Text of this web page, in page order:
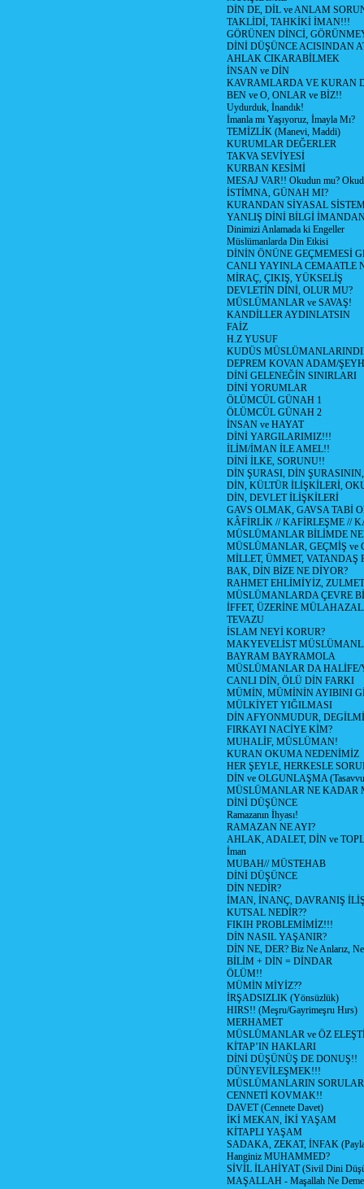
DİN DE, DİL ve ANLAM
TAKLİDİ, TAHKİKİ İMAN!!!
GÖRÜNEN DİNCİ,
DİNİ DÜŞÜNCE ACISINDAN
AHLAK CIKARABİLMEK
İNSAN ve DİN
KAVRAMLARDA VE KURAN
BEN ve O, ONLAR ve BİZ!!
Uydurduk, İnandık!
İmanla mı Yaşıyoruz, İmayla Mı?
TEMİZLİK (Manevi, Maddi)
KURUMLAR DEĞERLER
TAKVA SEVİYESİ
KURBAN KESİMİ
MESAJ VAR!! Okudun mu?
İSTİMNA, GÜNAH MI?
KURANDAN SİYASAL
YANLIŞ DİNİ BİLGİ
Dinimizi Anlamada ki Engeller
Müslümanlarda Din Etkisi
DİNİN ÖNÜNE GEÇMEMESİ
CANLI YAYINLA CEMAATLE
MİRAÇ, ÇIKIŞ, YÜKSELİŞ
DEVLETİN DİNİ, OLUR MU?
MÜSLÜMANLAR ve SAVAŞ!
KANDİLLER AYDINLATSIN
FAİZ
H.Z YUSUF
KUDÜS
DEPREM KOVAN ADAM/ŞEYH
DİNİ GELENEĞİN SINIRLARI
DİNİ YORUMLAR
ÖLÜMCÜL GÜNAH 1
ÖLÜMCÜL GÜNAH 2
İNSAN ve HAYAT
DİNİ YARGILARIMIZ!!!
İLİM/İMAN İLE AMEL!!
DİNİ İLKE, SORUNU!!
DİN ŞURASI, DİN
DİN, KÜLTÜR İLİŞKİLERİ,
DİN, DEVLET İLİŞKİLERİ
GAVS OLMAK, GAVSA TABİ
KÂFİRLİK // KAFİRLEŞME //
MÜSLÜMANLAR BİLİMDE
MÜSLÜMANLAR, GEÇMİŞ ve
MİLLET, ÜMMET, VATANDAŞ
BAK, DİN BİZE NE DİYOR?
RAHMET EHLİMİYİZ,
MÜSLÜMANLARDA ÇEVRE
İFFET, ÜZERİNE
TEVAZU
İSLAM NEYİ KORUR?
MAKYEVELİST
BAYRAM BAYRAMOLA
MÜSLÜMANLAR DA HALİFE/
CANLI DİN, ÖLÜ DİN FARKI
MÜMİN, MÜMİNİN AYIBINI
MÜLKİYET YIĞILMASI
DİN AFYONMUDUR,
FIRKAYI NACİYE KİM?
MUHALİF, MÜSLÜMAN!
KURAN OKUMA NEDENİMİZ
HER ŞEYLE, HERKESLE
DİN ve OLGUNLAŞMA
MÜSLÜMANLAR NE KADAR
DİNİ DÜŞÜNCE
Ramazanın İhyası!
RAMAZAN NE AYI?
AHLAK, ADALET, DİN ve
İman
MUBAH// MÜSTEHAB
DİNİ DÜŞÜNCE
DİN NEDİR?
İMAN, İNANÇ, DAVRANIŞ
KUTSAL NEDİR??
FIKIH PROBLEMİMİZ!!!
DİN NASIL YAŞANIR?
DİN NE, DER? Biz Ne Anlarız, Ne
BİLİM + DİN = DİNDAR
ÖLÜM!!
MÜMİN MİYİZ??
İRŞADSIZLIK (Yönsüzlük)
HIRS!! (Meşru/Gayrimeşru Hırs)
MERHAMET
MÜSLÜMANLAR ve ÖZ
KİTAP’IN HAKLARI
DİNİ DÜŞÜNÜŞ DE DONUŞ!!
DÜNYEVİLEŞMEK!!!
MÜSLÜMANLARIN
CENNETİ KOVMAK!!
DAVET (Cennete Davet)
İKİ MEKAN, İKİ YAŞAM
KİTAPLI YAŞAM
SADAKA, ZEKAT, İNFAK
Hanginiz MUHAMMED?
SİVİL İLAHİYAT (Sivil Dini
MAŞALLAH - Maşallah Ne